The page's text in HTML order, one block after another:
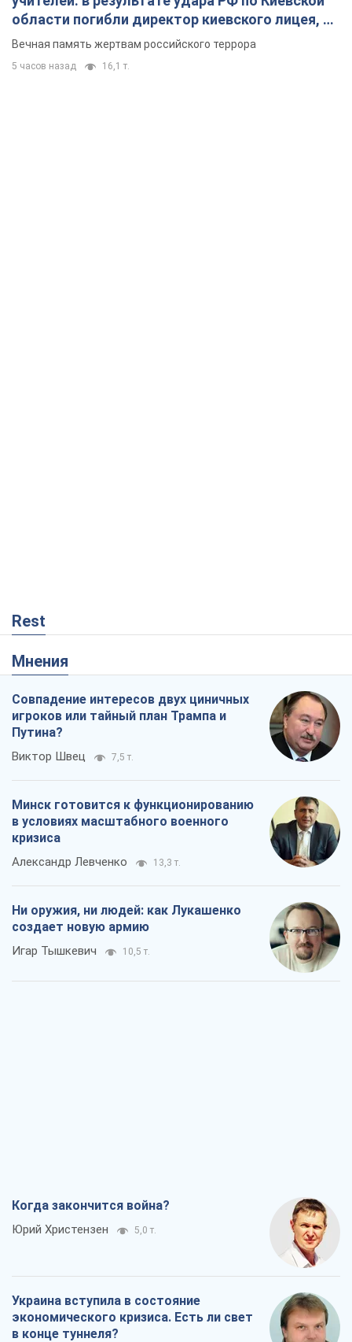
области погибли директор киевского лицея, её
муж и внук
Вечная память жертвам российского террора
5 часов назад 16,1 т.
Rest
Мнения
Совпадение интересов двух циничных
игроков или тайный план Трампа и
Путина?
Виктор Швец 7,5 т.
Минск готовится к функционированию
в условиях масштабного военного
кризиса
Александр Левченко 13,3 т.
Ни оружия, ни людей: как Лукашенко
создает новую армию
Игар Тышкевич 10,5 т.
Когда закончится война?
Юрий Христензен 5,0 т.
Украина вступила в состояние
экономического кризиса. Есть ли свет
в конце туннеля?